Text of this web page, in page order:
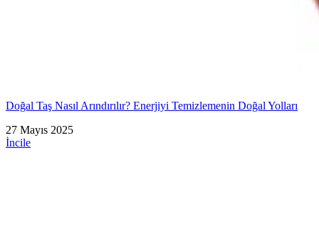
Doğal Taş Nasıl Arındırılır? Enerjiyi Temizlemenin Doğal Yolları
27 Mayıs 2025
İncile